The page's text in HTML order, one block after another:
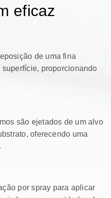
com as normas do
eficaz
de uma fina
proporcionando
são ejetados de um alvo
oferecendo uma
por spray para aplicar